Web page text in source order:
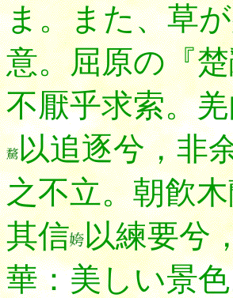
ま。また、草
意。屈原の『
不厭乎求索。
以追逐兮，非
之不立。朝飮
其信 以練要兮
華：美しい景